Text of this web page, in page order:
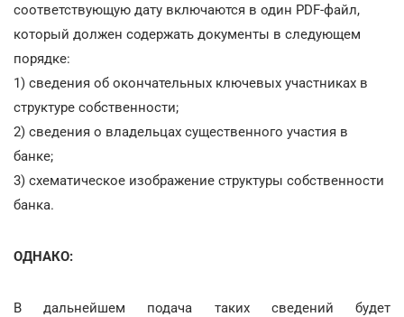
соответствующую дату включаются в один PDF-файл,
который должен содержать документы в следующем
порядке:
1) сведения об окончательных ключевых участниках в
структуре собственности;
2) сведения о владельцах существенного участия в
банке;
3) схематическое изображение структуры собственности
банка.
ОДНАКО:
В дальнейшем подача таких сведений будет